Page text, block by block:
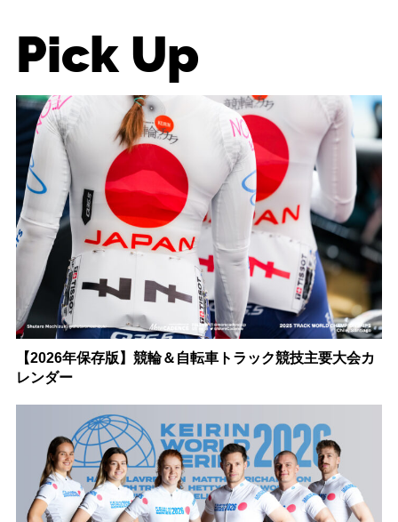
Pick Up
【2026年保存版】競輪＆自転車トラック競技主要大会カ
レンダー